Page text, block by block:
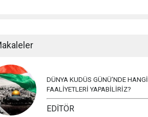
DÜNYA KUDÜS GÜNÜ’NDE HANGİ
FAALİYETLERİ YAPABİLİRİZ?
EDİTÖR